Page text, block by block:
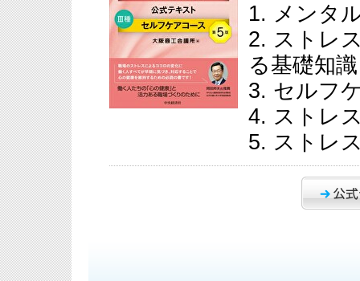
1. メンタ
2. ストレ
る基礎知識
3. セルフ
4. ストレ
5. ストレ